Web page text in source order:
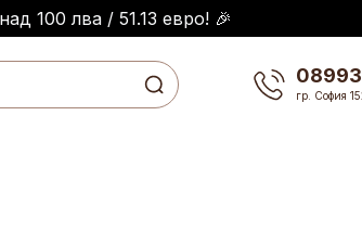
100 лва / 51.13 евро! 🎉
гр. София